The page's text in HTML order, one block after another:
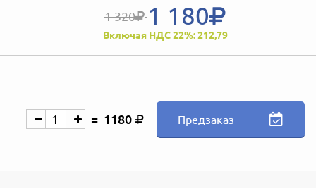
1 320 1 180
Включая НДС 22%: 212,79
1180 Предзаказ